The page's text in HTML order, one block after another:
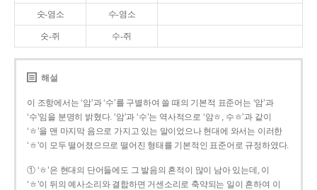
숫-염소 수-염소
숫-쥐 수-쥐
해설
이 조항에서는 ‘암’과 ‘수’를 구별하여 쓸 때의 기본적 표준어는 ‘암’과
‘수’임을 분명히 밝혔다. ‘암’과 ‘수’는 역사적으로 ‘암ㅎ, 수ㅎ’과 같이
‘ㅎ’을 맨 마지막 음으로 가지고 있는 말이었으나 현대에 와서는 이러한
‘ㅎ’이 모두 떨어졌으므로 떨어진 형태를 기본적인 표준어로 규정하였다.
① ‘ㅎ’은 현대의 단어들에도 그 발음의 흔적이 많이 남아 있는데, 이
‘ㅎ’이 뒤의 예사소리와 결합하면 거센소리로 축약되는 일이 흔하여 이